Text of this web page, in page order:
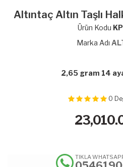
Altıntaç Altın Taşlı
Ürün Kodu
Marka Adı
2,65 gram 14
0
TIKLA